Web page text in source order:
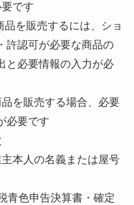
です
を販売するには、ショ
許認可が必要な商品の
と必要情報の入力が必
を販売する場合、必要
必要です
本人の名義または屋号
青色申告決算書・確定